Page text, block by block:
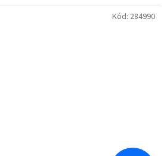
Kód: 284990